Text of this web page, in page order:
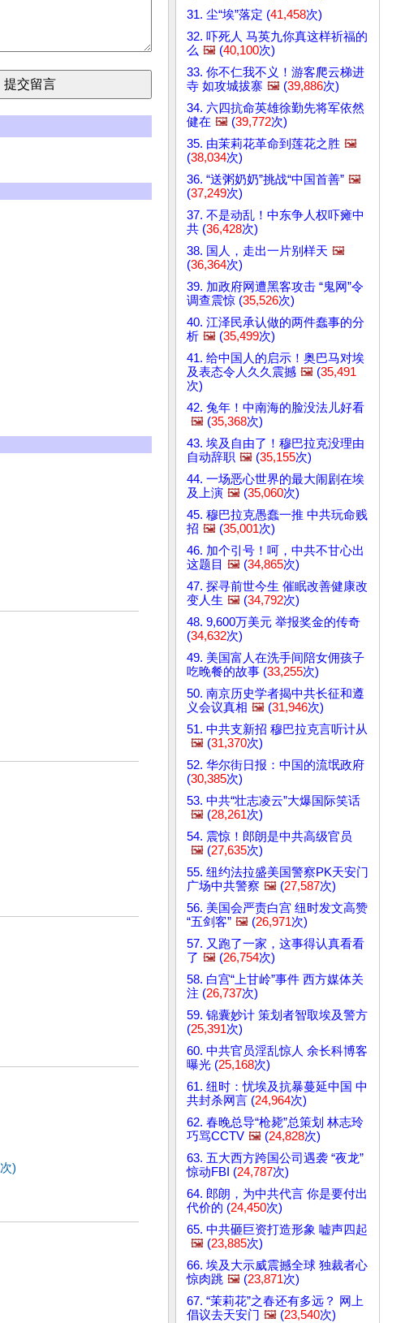
次)
31. 尘“埃”落定 (41,458次)
32. 吓死人 马英九你真这样祈福的
么 🖼️ (40,100次)
33. 你不仁我不义！游客爬云梯进
寺 如攻城拔寨 🖼️ (39,886次)
34. 六四抗命英雄徐勤先将军依然
健在 🖼️ (39,772次)
35. 由茉莉花革命到莲花之胜 🖼️
(38,034次)
36. “送粥奶奶”挑战“中国首善” 🖼️
(37,249次)
37. 不是动乱！中东争人权吓瘫中
共 (36,428次)
38. 国人，走出一片别样天 🖼️
(36,364次)
39. 加政府网遭黑客攻击 “鬼网”令
调查震惊 (35,526次)
40. 江泽民承认做的两件蠢事的分
析 🖼️ (35,499次)
41. 给中国人的启示！奥巴马对埃
及表态令人久久震撼 🖼️ (35,491
次)
42. 兔年！中南海的脸没法儿好看
🖼️ (35,368次)
43. 埃及自由了！穆巴拉克没理由
自动辞职 🖼️ (35,155次)
44. 一场恶心世界的最大闹剧在埃
及上演 🖼️ (35,060次)
45. 穆巴拉克愚蠢一推 中共玩命贱
招 🖼️ (35,001次)
46. 加个引号！呵，中共不甘心出
这题目 🖼️ (34,865次)
47. 探寻前世今生 催眠改善健康改
变人生 🖼️ (34,792次)
48. 9,600万美元 举报奖金的传奇
(34,632次)
49. 美国富人在洗手间陪女佣孩子
吃晚餐的故事 (33,255次)
50. 南京历史学者揭中共长征和遵
义会议真相 🖼️ (31,946次)
51. 中共支新招 穆巴拉克言听计从
🖼️ (31,370次)
52. 华尔街日报：中国的流氓政府
(30,385次)
53. 中共“壮志凌云”大爆国际笑话
🖼️ (28,261次)
54. 震惊！郎朗是中共高级官员
🖼️ (27,635次)
55. 纽约法拉盛美国警察PK天安门
广场中共警察 🖼️ (27,587次)
56. 美国会严责白宫 纽时发文高赞
“五剑客” 🖼️ (26,971次)
57. 又跑了一家，这事得认真看看
了 🖼️ (26,754次)
58. 白宫“上甘岭”事件 西方媒体关
注 (26,737次)
59. 锦囊妙计 策划者智取埃及警方
(25,391次)
60. 中共官员淫乱惊人 余长科博客
曝光 (25,168次)
61. 纽时：忧埃及抗暴蔓延中国 中
共封杀网言 (24,964次)
62. 春晚总导“枪毙”总策划 林志玲
巧骂CCTV 🖼️ (24,828次)
63. 五大西方跨国公司遇袭 “夜龙”
惊动FBI (24,787次)
64. 郎朗，为中共代言 你是要付出
代价的 (24,450次)
65. 中共砸巨资打造形象 嘘声四起
🖼️ (23,885次)
66. 埃及大示威震撼全球 独裁者心
惊肉跳 🖼️ (23,871次)
67. “茉莉花”之春还有多远？ 网上
倡议去天安门 🖼️ (23,540次)